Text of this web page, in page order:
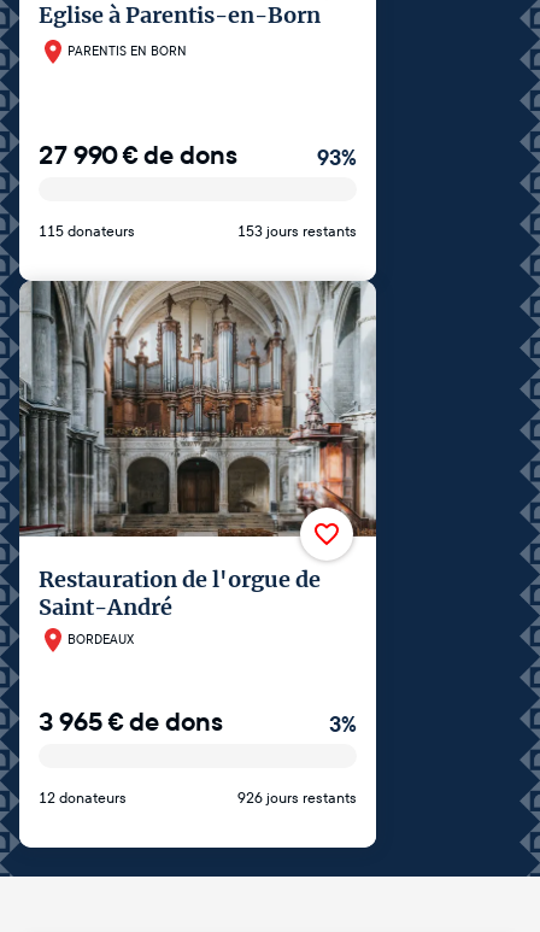
Eglise à Parentis-en-Born
PARENTIS EN BORN
27 990€de dons 93%
115 donateurs 153 jours restants
Restauration de l'orgue de
Saint-André
BORDEAUX
3 965€de dons 3%
12 donateurs 926 jours restants